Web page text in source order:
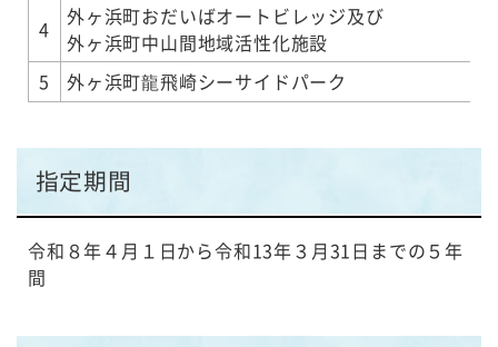
4
外ヶ浜町おだいばオートビレッジ及び
外ヶ浜町中山間地域活性化施設
5
外ヶ浜町龍飛崎シーサイドパーク
指定期間
令和８年４月１日から令和13年３月31日までの５年
間